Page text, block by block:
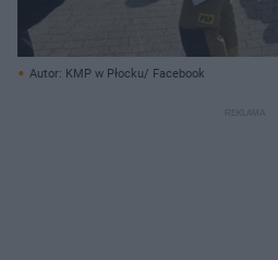
Autor: KMP w Płocku/ Facebook